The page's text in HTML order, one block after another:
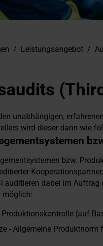
/ Leistungsangebot /
unabhängigen,
wird dieser dann wie
bzw.
auditieren dabei im
möglich:
(auf
- Allgemeine